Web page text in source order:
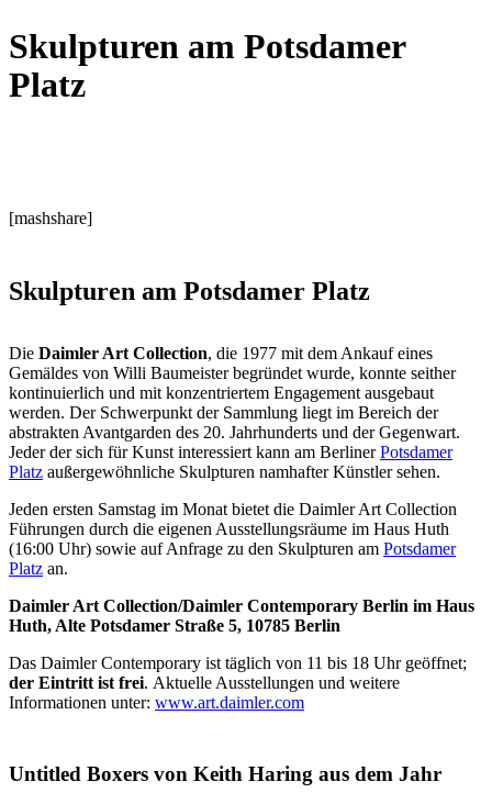
Skulpturen am Potsdamer
Platz
[mashshare]
Skulpturen am Potsdamer Platz
Die Daimler Art Collection, die 1977 mit dem Ankauf eines
Gemäldes von Willi Baumeister begründet wurde, konnte seither
kontinuierlich und mit konzentriertem Engagement ausgebaut
werden. Der Schwerpunkt der Sammlung liegt im Bereich der
abstrakten Avantgarden des 20. Jahrhunderts und der Gegenwart.
Jeder der sich für Kunst interessiert kann am BerlinerPotsdamer
Platz außergewöhnliche Skulpturen namhafter Künstler sehen.
Jeden ersten Samstag im Monat bietet die Daimler Art Collection
Führungen durch die eigenen Ausstellungsräume im Haus Huth
(16:00 Uhr) sowie auf Anfrage zu den Skulpturen am Potsdamer
Platz an.
Daimler Art Collection/Daimler Contemporary Berlin im Haus
Huth, Alte Potsdamer Straße 5, 10785 Berlin
Das Daimler Contemporary ist täglich von 11 bis 18 Uhr geöffnet;
der Eintritt ist frei. Aktuelle Ausstellungen und weitere
Informationen unter: www.art.daimler.com
Untitled Boxers von Keith Haring aus dem Jahr